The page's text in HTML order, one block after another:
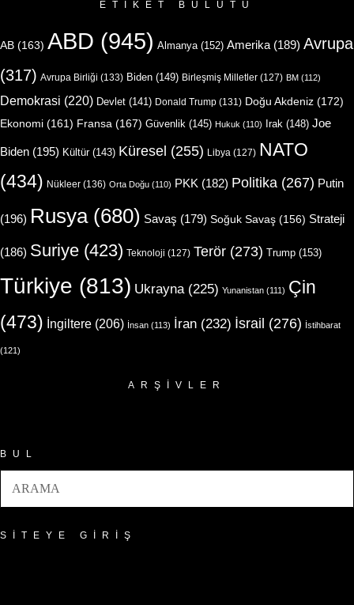
ETIKET BULUTU
AB (163) ABD (945) Almanya(152) Amerika (189) Avrupa
(317) Avrupa Birliği (133) Biden (149) Birleşmiş Milletler (127) BM (112)
Demokrasi (220) Devlet (141) Donald Trump (131) Doğu Akdeniz (172)
Ekonomi (161) Fransa (167) Güvenlik (145) Hukuk (110) Irak (148) Joe
Biden (195) Kültür(143) Küresel (255) Libya (127) NATO
(434) Nükleer (136) Orta Doğu (110) PKK (182) Politika (267) Putin
(196) Rusya(680) Savaş (179) Soğuk Savaş (156) Strateji
(186) Suriye (423) Teknoloji (127) Terör (273) Trump (153)
Türkiye (813) Ukrayna(225) Yunanistan (111) Çin
(473) İngiltere (206) İnsan (113) İran (232) İsrail (276) İstihbarat
(121)
ARŞIVLER
BUL
SITEYE GIRIŞ